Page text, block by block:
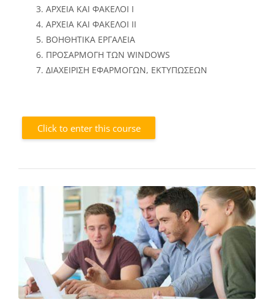
ΑΡΧΕΙΑ ΚΑΙ ΦΑΚΕΛΟΙ Ι
ΑΡΧΕΙΑ ΚΑΙ ΦΑΚΕΛΟΙ ΙΙ
ΒΟΗΘΗΤΙΚΑ ΕΡΓΑΛΕΙΑ
ΠΡΟΣΑΡΜΟΓΗ ΤΩΝ WINDOWS
ΔΙΑΧΕΙΡΙΣΗ ΕΦΑΡΜΟΓΩΝ, ΕΚΤΥΠΩΣΕΩΝ
Click to enter this course